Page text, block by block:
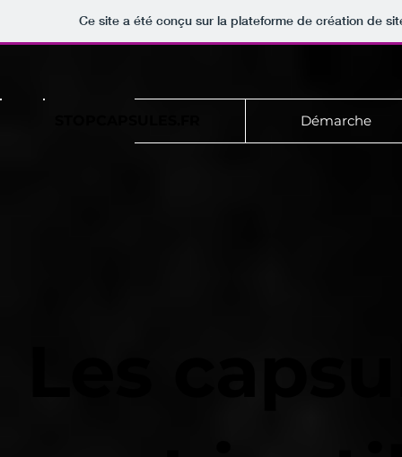
Ce site a été conçu sur la plateforme de création de
Démarche